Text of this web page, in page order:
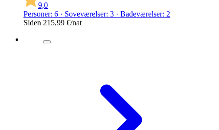
9,0
Personer: 6 · Soveværelser: 3 · Badeværelser: 2
Siden 215,99 €/nat